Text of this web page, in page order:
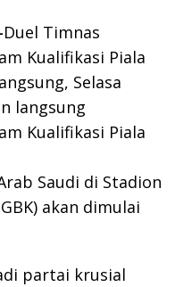
Duel Timnas
Kualifikasi Piala
Selasa
langsung
Kualifikasi Piala
Saudi di Stadion
akan dimulai
partai krusial